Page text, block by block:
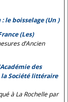
le boisselage (Un )
(Les)
d’Ancien
des
la Société littéraire
à La Rochelle par